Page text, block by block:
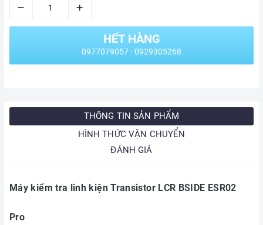
– +
HẾT HÀNG
0977079057 - 0929305268
THÔNG TIN SẢN PHẨM
HÌNH THỨC VẬN CHUYỂN
ĐÁNH GIÁ
Máy kiểm tra linh kiện Transistor LCR BSIDE ESR02
Pro